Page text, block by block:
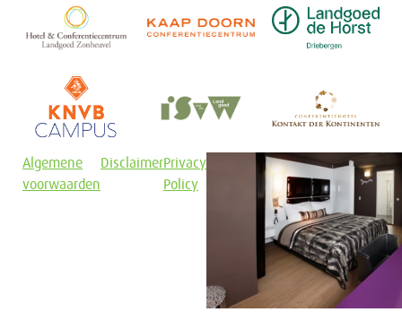
Algemene
voorwaarden
DisclaimerPrivacy
Policy